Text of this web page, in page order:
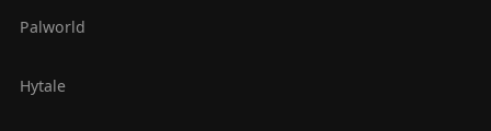
Palworld
Hytale